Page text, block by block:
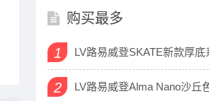
购买最多
1
2 LV路易威登Alma Nano沙丘